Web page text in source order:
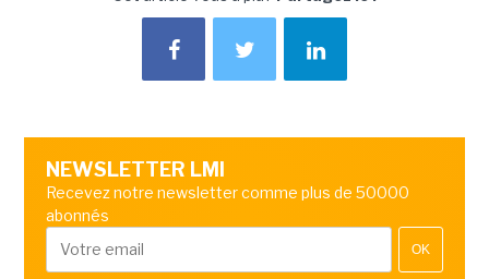
NEWSLETTER LMI
Recevez notre newsletter comme plus de 50000
abonnés
OK